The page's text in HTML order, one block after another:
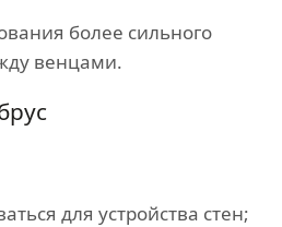
более сильного
венцами.
для устройства стен;